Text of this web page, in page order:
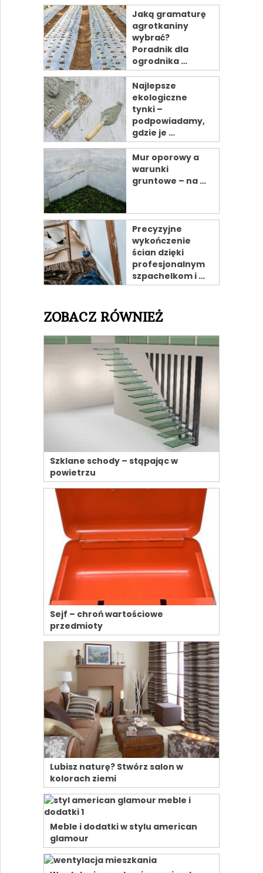
Jaką gramaturę
agrotkaniny
wybrać?
Poradnik dla
ogrodnika …
Najlepsze
ekologiczne
tynki –
podpowiadamy,
gdzie je …
Mur oporowy a
warunki
gruntowe – na …
Precyzyjne
wykończenie
ścian dzięki
profesjonalnym
szpachelkom i …
ZOBACZ RÓWNIEŻ
Szklane schody – stąpając w
powietrzu
Sejf – chroń wartościowe
przedmioty
Lubisz naturę? Stwórz salon w
kolorach ziemi
Meble i dodatki w stylu american
glamour